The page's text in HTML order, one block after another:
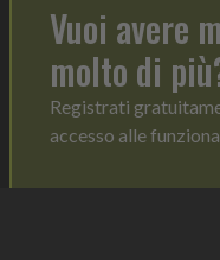
Vuoi avere
molto di
Registrati
accesso alle